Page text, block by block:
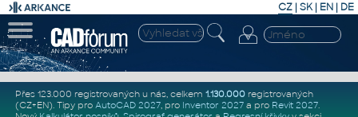
CZ | SK| EN | DE
Přes 123.000 registrovaných u nás, celkem 1.130.000registrovaných
(CZ+EN). Tipy pro AutoCAD 2027, pro Inventor 2027a pro Revit 2027.